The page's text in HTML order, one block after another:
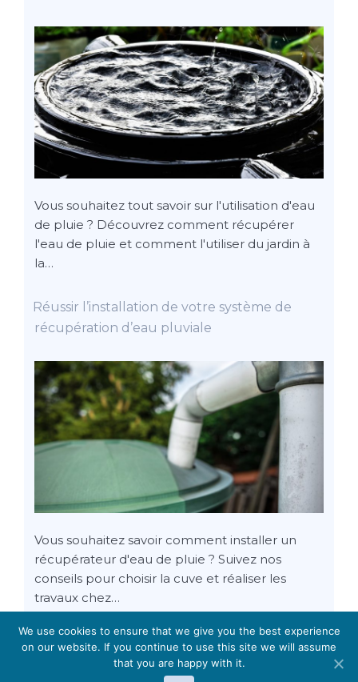
Vous souhaitez tout savoir sur l'utilisation d'eau
de pluie ? Découvrez comment récupérer
l'eau de pluie et comment l'utiliser du jardin à
la…
Réussir l’installation de votre système de
récupération d’eau pluviale
Vous souhaitez savoir comment installer un
récupérateur d'eau de pluie ? Suivez nos
conseils pour choisir la cuve et réaliser les
travaux chez…
informations légales
We use cookies to ensure that we give you the best experience
on our website. If you continue to use this site we will assume
that you are happy with it.